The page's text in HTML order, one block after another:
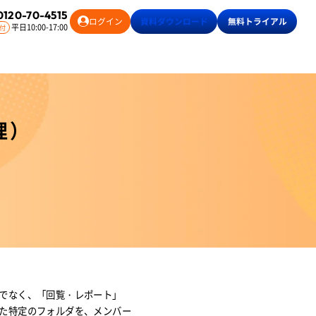
70-4515
平日10:00-17:00 ログイン 資料ダウンロード 無料トライアル
く、「回覧・レポート」
特定のフォルダを、メンバー